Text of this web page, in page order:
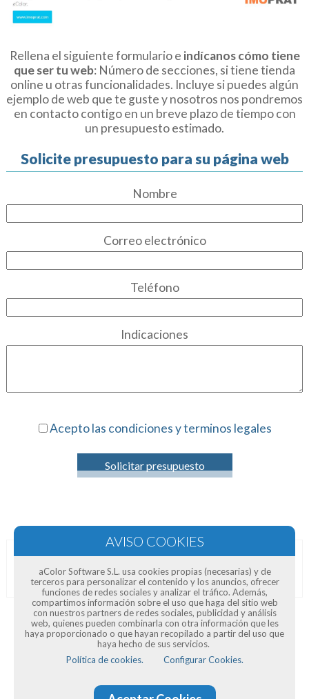
Rellena el siguiente formulario e indícanos cómo tiene
que ser tu web: Número de secciones, si tiene tienda
online u otras funcionalidades. Incluye si puedes algún
ejemplo de web que te guste y nosotros nos pondremos
en contacto contigo en un breve plazo de tiempo con
un presupuesto estimado.
Solicite presupuesto para su página web
Nombre
Correo electrónico
Teléfono
Indicaciones
Acepto las condiciones y terminos legales
Solicitar presupuesto
Opiniones de clientes
aColor Software S.L. usa cookies propias (necesarias) y de
terceros para personalizar el contenido y los anuncios, ofrecer
funciones de redes sociales y analizar el tráfico. Además,
compartimos información sobre el uso que haga del sitio web
con nuestros partners de redes sociales, publicidad y análisis
web, quienes pueden combinarla con otra información que les
haya proporcionado o que hayan recopilado a partir del uso que
haya hecho de sus servicios.
Política de cookies.
Configurar Cookies.